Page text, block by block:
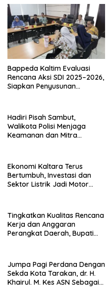
Bappeda Kaltim Evaluasi
Rencana Aksi SDI 2025–2026,
Siapkan Penyusunan
Hadiri Pisah Sambut,
Walikota Polisi Menjaga
Keamanan dan Mitra
Ekonomi Kaltara Terus
Bertumbuh, Investasi dan
Sektor Listrik Jadi Motor
Tingkatkan Kualitas Rencana
Kerja dan Anggaran
Perangkat Daerah, Bupati
Jumpa Pagi Perdana Dengan
Sekda Kota Tarakan, dr. H.
Khairul. M. Kes ASN Sebagai